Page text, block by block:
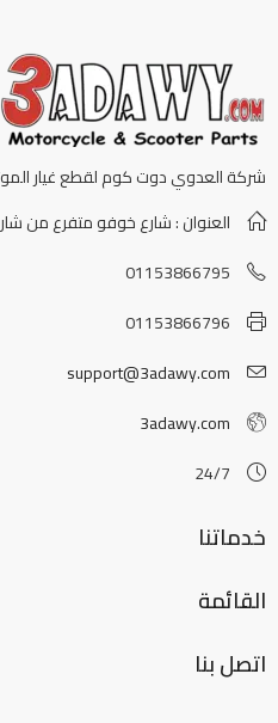
شركة العدوي دوت كوم لقطع غيار
العنوان : شارع خوفو متفرع من
01153866795
01153866796
support@3adawy.com
3adawy.com
24/7
خدماتنا
القائمة
اتصل بنا